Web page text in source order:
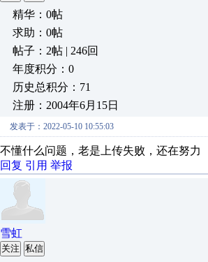
精华：0帖
求助：0帖
帖子：2帖 | 246回
年度积分：0
历史总积分：71
注册：2004年6月15日
发表于：2022-05-10 10:55:03
不懂什么问题，老是上传失败，还在努力
回复 引用 举报
雪虹
关注 私信